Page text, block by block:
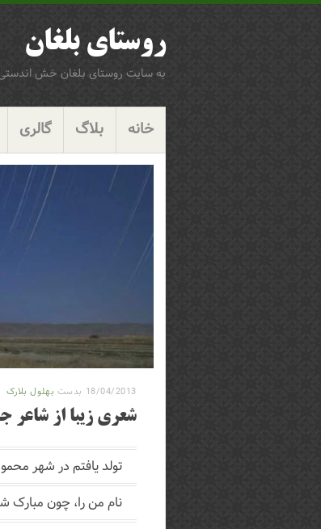
روستای بلغان
به سایت روستای بلغان خش
گزینگان
پرش
خانه بلاگ گالری
18/04/2013 بدست بهلول بلارک
شعری زیبا از شاعر
تولد یافتم در شهر
نام من را، چون